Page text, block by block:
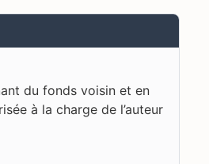
du fonds voisin et en
à la charge de l’auteur